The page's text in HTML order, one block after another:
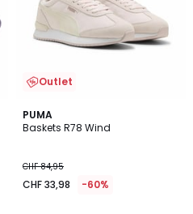
Outlet
PUMA
Baskets R78 Wind
CHF 84,95
CHF 33,98 -60%